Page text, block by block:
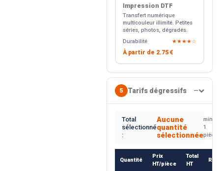
Impression DTF
Transfert numérique
multicouleur illimité. Petites
séries, photos, dégradés.
Durabilité
★★★★☆
À partir de 2.75 €
5 Tarifs dégressifs —
Total
sélectionné
:
Aucune
quantité
sélectionnée
min.
1
pièce
Quantité
Prix
HT/pièce
Total
HT